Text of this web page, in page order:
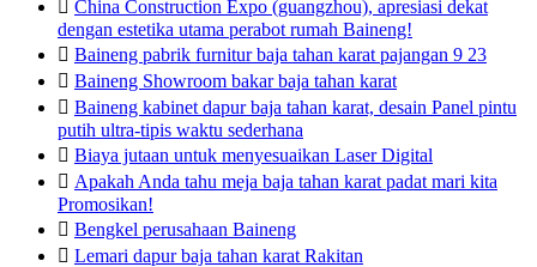
China Construction Expo (guangzhou), apresiasi dekat
dengan estetika utama perabot rumah Baineng!
 Baineng pabrik furnitur baja tahan karat pajangan 9 23
 Baineng Showroom bakar baja tahan karat
 Baineng kabinet dapur baja tahan karat, desain Panel pintu
putih ultra-tipis waktu sederhana
 Biaya jutaan untuk menyesuaikan Laser Digital
 Apakah Anda tahu meja baja tahan karat padat mari kita
Promosikan!
 Bengkel perusahaan Baineng
 Lemari dapur baja tahan karat Rakitan